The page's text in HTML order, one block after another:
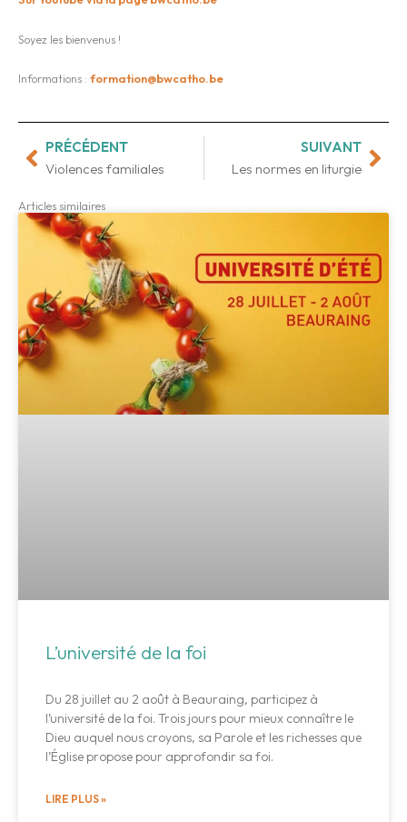
Articles similaires
L’université de la foi
Du 28 juillet au 2 août à Beauraing, participez à
l’université de la foi. Trois jours pour mieux connaître le
Dieu auquel nous croyons, sa Parole et les richesses que
l’Église propose pour approfondir sa foi.
LIRE PLUS »
Soyez les bienvenus !
Informations : formation@bwcatho.be
Précédent
PRÉCÉDENT
Violences familiales
SUIVANT
Les normes en liturgie